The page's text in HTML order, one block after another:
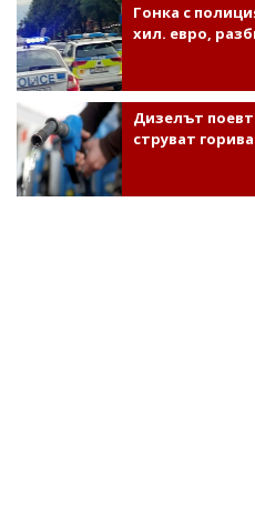
Гонка с
хил. евро,
Дизелът
струват